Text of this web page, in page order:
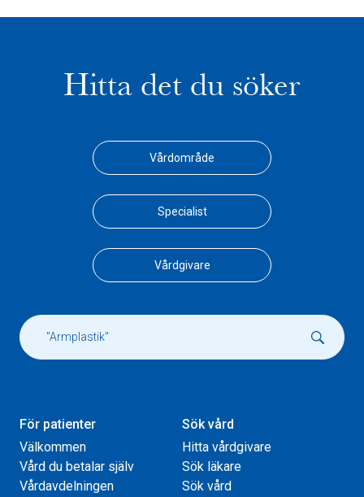
Hitta det du söker
Vårdområde
Specialist
Vårdgivare
För patienter
Välkommen
Vård du betalar själv
Vårdavdelningen
Sök vård
Hitta vårdgivare
Sök läkare
Sök vård